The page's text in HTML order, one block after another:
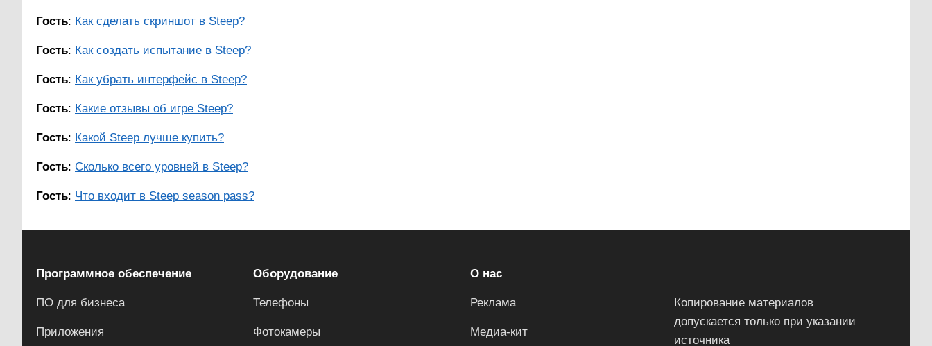
Гость: Как сделать скриншот в Steep?
Гость: Как создать испытание в Steep?
Гость: Как убрать интерфейс в Steep?
Гость: Какие отзывы об игре Steep?
Гость: Какой Steep лучше купить?
Гость: Сколько всего уровней в Steep?
Гость: Что входит в Steep season pass?
Программное обеспечение
ПО для бизнеса
Приложения
Оборудование
Телефоны
Фотокамеры
О нас
Реклама
Медиа-кит
Копирование материалов
допускается только при указании
источника